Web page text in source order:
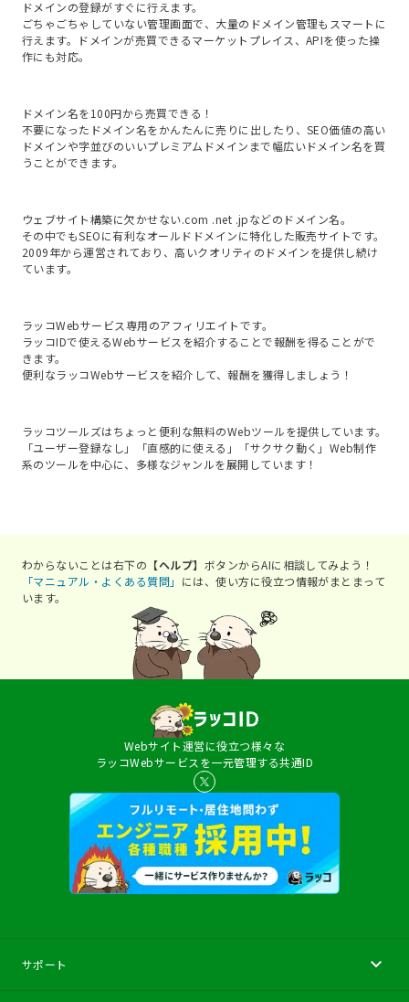
ドメインの登録がすぐに行えます。
ごちゃごちゃしていない管理画面で、大量のドメイン管理もスマートに
行えます。ドメインが売買できるマーケットプレイス、APIを使った操
作にも対応。
ドメイン名を100円から売買できる！
不要になったドメイン名をかんたんに売りに出したり、SEO価値の高い
ドメインや字並びのいいプレミアムドメインまで幅広いドメイン名を買
うことができます。
ウェブサイト構築に欠かせない.com .net .jpなどのドメイン名。
その中でもSEOに有利なオールドドメインに特化した販売サイトです。
2009年から運営されており、高いクオリティのドメインを提供し続け
ています。
ラッコWebサービス専用のアフィリエイトです。
ラッコIDで使えるWebサービスを紹介することで報酬を得ることがで
きます。
便利なラッコWebサービスを紹介して、報酬を獲得しましょう！
ラッコツールズはちょっと便利な無料のWebツールを提供しています。
「ユーザー登録なし」「直感的に使える」「サクサク動く」Web制作
系のツールを中心に、多様なジャンルを展開しています！
わからないことは右下の 【ヘルプ】 ボタンからAIに相談してみよう！
「マニュアル・よくある質問」 には、使い方に役立つ情報がまとまって
います。
Webサイト運営に役立つ様々な
ラッコWebサービスを一元管理する共通ID
サポート